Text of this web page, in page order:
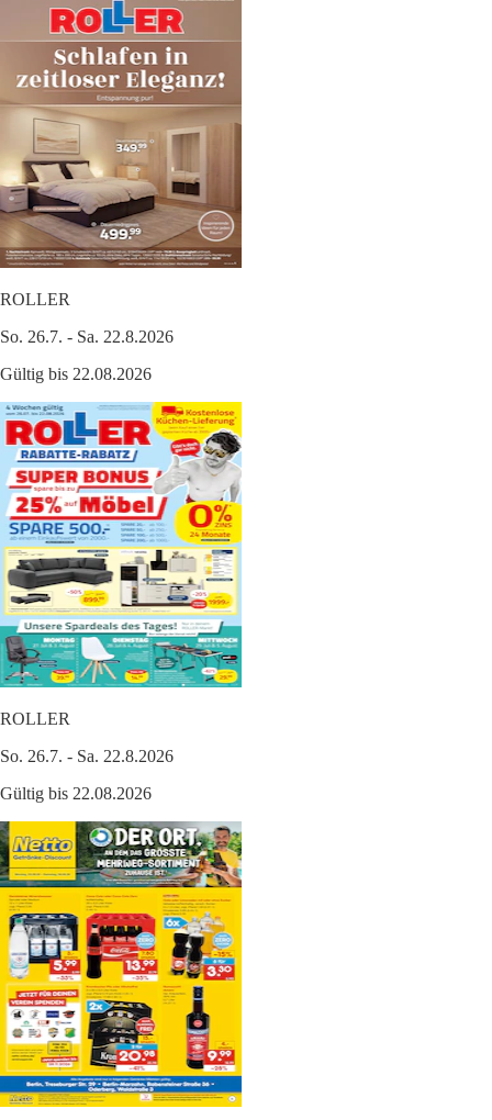
ROLLER
So. 26.7. - Sa. 22.8.2026
Gültig bis 22.08.2026
ROLLER
So. 26.7. - Sa. 22.8.2026
Gültig bis 22.08.2026